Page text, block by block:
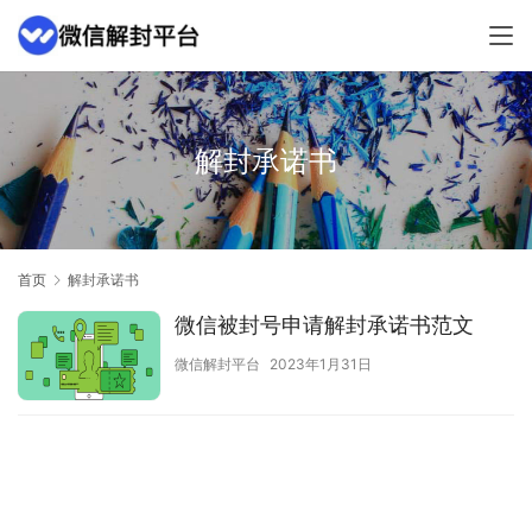
解封承诺书
首页 解封承诺书
微信被封号申请解封承诺书范文
微信解封平台 2023年1月31日